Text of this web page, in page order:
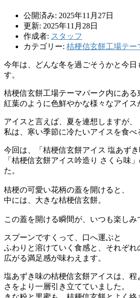
公開済み: 2025年11月27日
更新: 2025年11月28日
作成者: スタッフ
カテゴリー: 桔梗信玄餅工場テー
今年は、どんな冬を過ごそうかと今日
す。
桔梗信玄餅工場テーマパーク内にある
紅葉のように色鮮やかな様々なアイス
アイスと言えば、夏を連想しますが、
私は、寒い季節に冷たいアイスを食べ
今回は、「桔梗信玄餅アイス 塩あずき
「桔梗信玄餅アイス吟造り さくら味
た。
桔梗の可愛い花柄の蓋を開けると、
中には、大きな桔梗信玄餅。
この蓋を開ける瞬間が、いつも楽しみ
スプーンですくって、口へ運ぶと
ふわりと溶けていく食感と、それぞれ
広がる満足感が味わえます。
塩あずき味の桔梗信玄餅アイスは、
さをより一層引き立てていました。